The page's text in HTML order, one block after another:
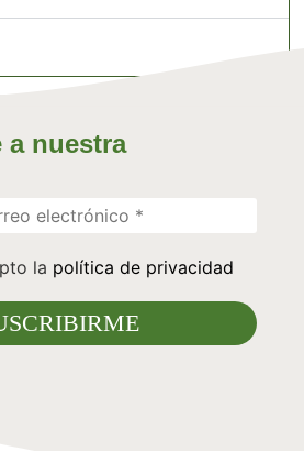
a nuestra
la política de privacidad